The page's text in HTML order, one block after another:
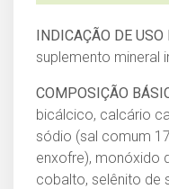
INDICAÇÃO DE USO
suplemento mineral
COMPOSIÇÃO
bicálcico, calcário
sódio (sal comum
enxofre), monóxido
cobalto, selênito de